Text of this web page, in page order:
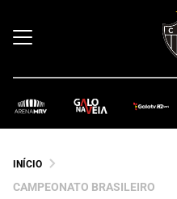
INÍCIO
CAMPEONATO BRASILEIRO